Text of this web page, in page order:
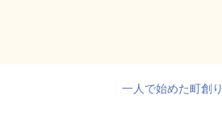
一人で始めた町創り